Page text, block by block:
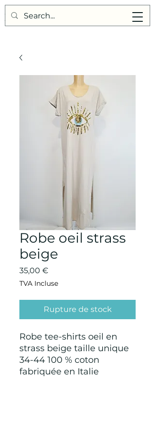
Points de Suture
Robe oeil strass
beige
35,00 €
TVA Incluse
Rupture de stock
Robe tee-shirts oeil en
strass beige taille unique
34-44 100 % coton
fabriquée en Italie